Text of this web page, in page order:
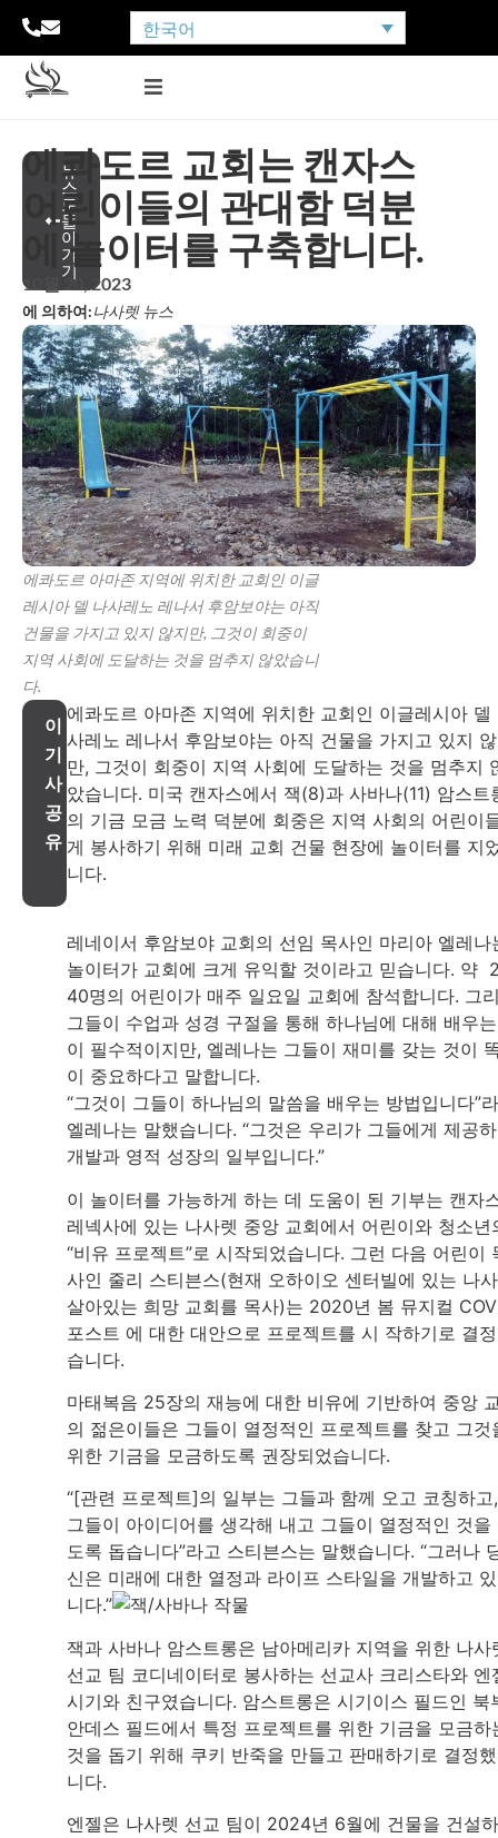
한국어
뉴
스
로
돌
아
가
기
에콰도르 교회는 캔자스
어린이들의 관대함 덕분
에 놀이터를 구축합니다.
10월 20, 2023
에 의하여:나사렛 뉴스
에콰도르 아마존 지역에 위치한 교회인 이글
레시아 델 나사레노 레나서 후암보야는 아직
건물을 가지고 있지 않지만, 그것이 회중이
지역 사회에 도달하는 것을 멈추지 않았습니
다.
이
기
사
공
유
에콰도르 아마존 지역에 위치한 교회인 이글레시아 델
사레노 레나서 후암보야는 아직 건물을 가지고 있지
만, 그것이 회중이 지역 사회에 도달하는 것을 멈추지
았습니다. 미국 캔자스에서 잭(8)과 사바나(11) 암스트
의 기금 모금 노력 덕분에 회중은 지역 사회의 어린이
게 봉사하기 위해 미래 교회 건물 현장에 놀이터를 지
니다.
레네이서 후암보야 교회의 선임 목사인 마리아 엘레나
놀이터가 교회에 크게 유익할 것이라고 믿습니다. 약
40명의 어린이가 매주 일요일 교회에 참석합니다. 그
그들이 수업과 성경 구절을 통해 하나님에 대해 배우
이 필수적이지만, 엘레나는 그들이 재미를 갖는 것이
이 중요하다고 말합니다.
“그것이 그들이 하나님의 말씀을 배우는 방법입니다”
엘레나는 말했습니다. “그것은 우리가 그들에게 제공
개발과 영적 성장의 일부입니다.”
이 놀이터를 가능하게 하는 데 도움이 된 기부는 캔자
레넥사에 있는 나사렛 중앙 교회에서 어린이와 청소년
“비유 프로젝트”로 시작되었습니다. 그런 다음 어린이
사인 줄리 스티븐스(현재 오하이오 센터빌에 있는 나
살아있는 희망 교회를 목사)는 2020년 봄 뮤지컬
포스트 에 대한 대안으로 프로젝트를 시 작하기로 결
습니다.
마태복음 25장의 재능에 대한 비유에 기반하여 중앙
의 젊은이들은 그들이 열정적인 프로젝트를 찾고 그것
위한 기금을 모금하도록 권장되었습니다.
“[관련 프로젝트]의 일부는 그들과 함께 오고 코칭하고,
그들이 아이디어를 생각해 내고 그들이 열정적인 것을
도록 돕습니다”라고 스티븐스는 말했습니다. “그러나
신은 미래에 대한 열정과 라이프 스타일을 개발하고
니다.”
잭과 사바나 암스트롱은 남아메리카 지역을 위한 나사
선교 팀 코디네이터로 봉사하는 선교사 크리스타와 엔
시기와 친구였습니다. 암스트롱은 시기이스 필드인 북
안데스 필드에서 특정 프로젝트를 위한 기금을 모금하
것을 돕기 위해 쿠키 반죽을 만들고 판매하기로 결정
니다.
엔젤은 나사렛 선교 팀이 2024년 6월에 건물을 건설